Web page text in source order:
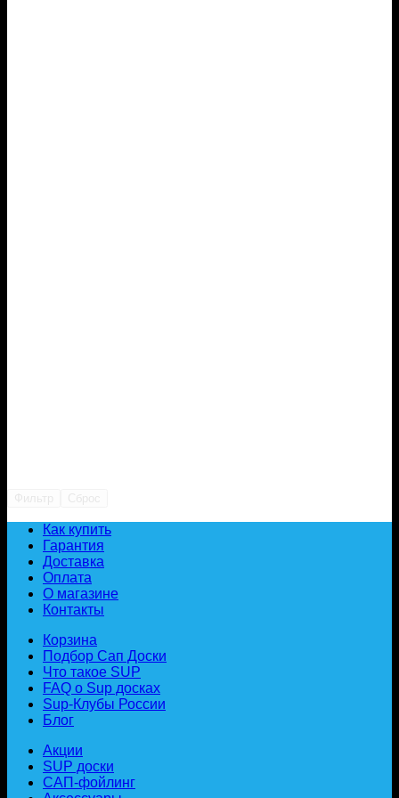
Как купить
Гарантия
Доставка
Оплата
О магазине
Контакты
Корзина
Подбор Сап Доски
Что такое SUP
FAQ о Sup досках
Sup-Клубы России
Блог
Акции
SUP доски
САП-фойлинг